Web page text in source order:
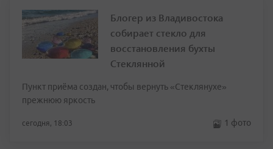
Блогер из Владивостока
собирает стекло для
восстановления бухты
Стеклянной
Пункт приёма создан, чтобы вернуть «Стеклянухе»
прежнюю яркость
сегодня, 18:03 1 фото